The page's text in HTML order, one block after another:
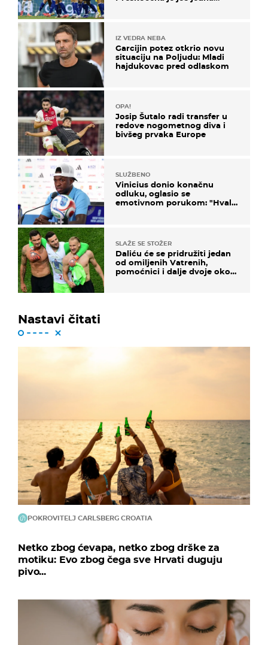
IZ VEDRA NEBA
Garcijin potez otkrio novu
situaciju na Poljudu: Mladi
hajdukovac pred odlaskom
OPA!
Josip Šutalo radi transfer u
redove nogometnog diva i
bivšeg prvaka Europe
SLUŽBENO
Vinicius donio konačnu
odluku, oglasio se
emotivnom porukom: "Hvala
SLAŽE SE STOŽER
Daliću će se pridružiti jedan
od omiljenih Vatrenih,
pomoćnici i dalje dvoje oko
Nastavi čitati
POKROVITELJ CARLSBERG CROATIA
Netko zbog ćevapa, netko zbog drške za
motiku: Evo zbog čega sve Hrvati duguju
pivo...